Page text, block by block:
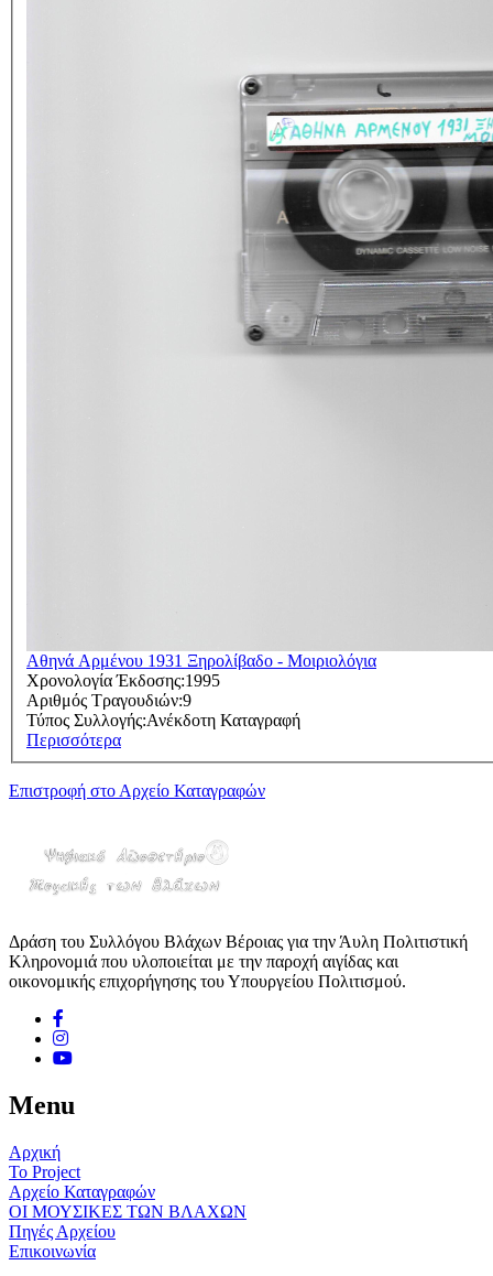
Αθηνά Αρμένου 1931 Ξηρολίβαδο - Μοιριολόγια
Χρονολογία Έκδοσης:1995
Αριθμός Τραγουδιών:9
Τύπος Συλλογής:Ανέκδοτη Καταγραφή
Περισσότερα
Επιστροφή στο Αρχείο Καταγραφών
Δράση του Συλλόγου Βλάχων Βέροιας για την Άυλη Πολιτιστική
Κληρονομιά που υλοποιείται με την παροχή αιγίδας και
οικονομικής επιχορήγησης του Υπουργείου Πολιτισμού.
Menu
Αρχική
Το Project
Αρχείο Καταγραφών
ΟΙ ΜΟΥΣΙΚΕΣ ΤΩΝ ΒΛΑΧΩΝ
Πηγές Αρχείου
Επικοινωνία